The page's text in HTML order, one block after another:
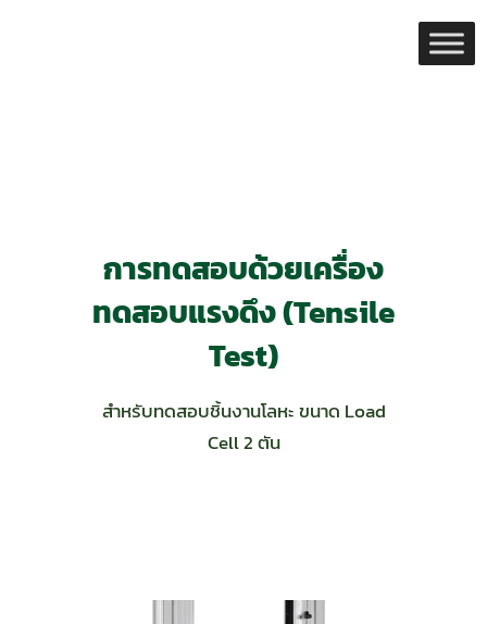
การทดสอบด้วยเครื่อง
ทดสอบแรงดึง (Tensile
Test)
สำหรับทดสอบชิ้นงานโลหะ ขนาด Load
Cell 2 ตัน